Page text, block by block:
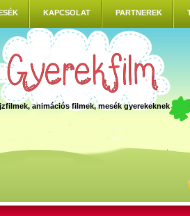
KAPCSOLAT PARTNEREK
animációs filmek, mesék gyerekeknek